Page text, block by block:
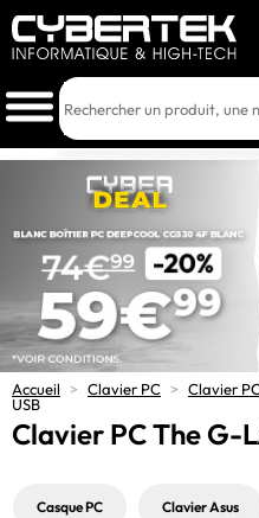
Accueil > Clavier PC > Clavier
USB
Clavier PC The G-
Casque PC Clavier Asus